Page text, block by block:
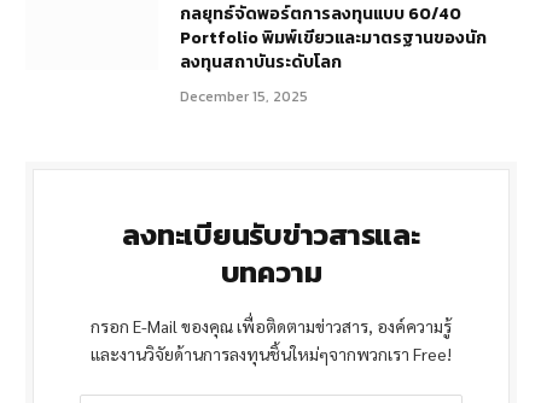
กลยุทธ์จัดพอร์ตการลงทุนแบบ 60/40
Portfolio พิมพ์เขียวและมาตรฐานของนัก
ลงทุนสถาบันระดับโลก
December 15, 2025
ลงทะเบียนรับข่าวสารและ
บทความ
กรอก E-Mail ของคุณ เพื่อติดตามข่าวสาร, องค์ความรู้
และงานวิจัยด้านการลงทุนชิ้นใหม่ๆจากพวกเรา Free!